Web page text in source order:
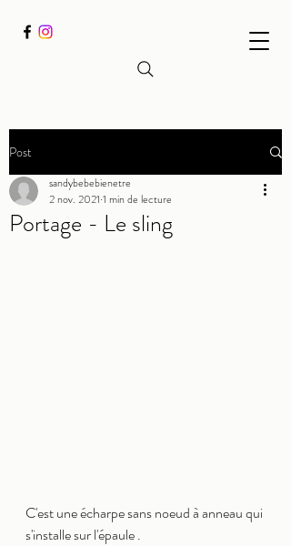
Post
Portage - Le sling
sandybebebienetre
2 nov. 2021 1 min de lecture
C'est une écharpe sans noeud à anneau qui
s'installe sur l'épaule .